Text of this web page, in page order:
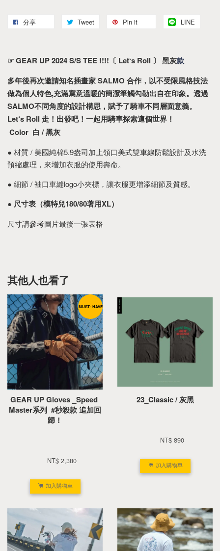
分享 Tweet Pin it LINE
☞ GEAR UP 2024 S/S TEE !!!! 〔 Let‘s Roll 〕 黑灰款
多年後再次邀請知名插畫家 SALMO 合作，以不受限風格技法
做為個人特色,充滿寫意溫暖的簡潔筆觸勾勒出自在印象。透過
SALMO不同角度的設計構思，賦予了騎車不同層面意義。
Let‘s Roll 走！出發吧！一起用騎車探索這個世界！
Color  白 / 黑灰
● 材質 / 美國純棉5.9盎司加上領口美式雙車線防鬆設計及水洗
預縮處理，來增加衣服的使用壽命。
● 細節 / 袖口車縫logo小夾標，讓衣服更增添細節及質感。
● 尺寸表（模特兒180/80著用XL）
尺寸請參考圖片最後一張表格
其他人也看了
MUST- HAVE
GEAR UP Gloves _Speed
Master系列  #秒殺款 追加回
歸！
NT$ 2,380
加入購物車
23_Classic / 灰黑
NT$ 890
加入購物車